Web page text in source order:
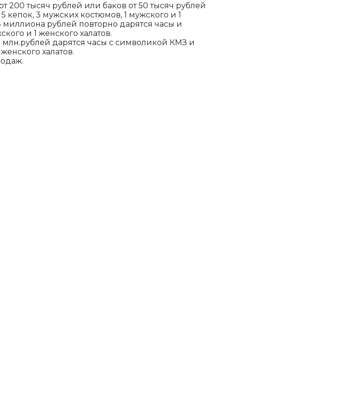
тысяч рублей или баков от 50 тысяч рублей
3 мужских костюмов, 1 мужского и 1
рублей повторно дарятся часы и
и 1 женского халатов.
дарятся часы с символикой КМЗ и
халатов.